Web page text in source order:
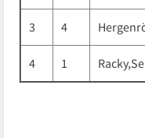
3 4
4 1